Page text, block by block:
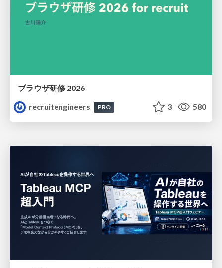
ブラウザ研修 2026
recruitengineers
PRO 3 580